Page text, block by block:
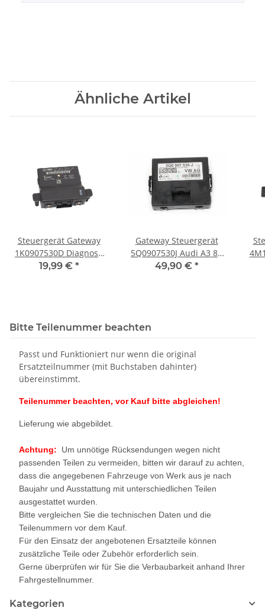
Ähnliche Artikel
Steuergerät Gateway
1K0907530D Diagnose
Interface Audi A3 8P VW
19,99 € *
Gateway Steuergerät
5Q0907530J Audi A3 8V
VW Golf 7 Seat Leon 5F
49,90 € *
Bitte Teilenummer beachten
Passt und Funktioniert nur wenn die original
Ersatzteilnummer (mit Buchstaben dahinter)
übereinstimmt.
Teilenummer beachten, vor Kauf bitte abgleichen!
Lieferung wie abgebildet.
Achtung: Um unnötige Rücksendungen wegen nicht
passenden Teilen zu vermeiden, bitten wir darauf zu achten,
dass die angegebenen Fahrzeuge von Werk aus je nach
Baujahr und Ausstattung mit unterschiedlichen Teilen
ausgestattet wurden.
Bitte vergleichen Sie die technischen Daten und die
Teilenummern vor dem Kauf.
Für den Einsatz der angebotenen Ersatzteile können
zusätzliche Teile oder Zubehör erforderlich sein.
Gerne überprüfen wir für Sie die Verbaubarkeit anhand Ihrer
Fahrgestellnummer.
Kategorien